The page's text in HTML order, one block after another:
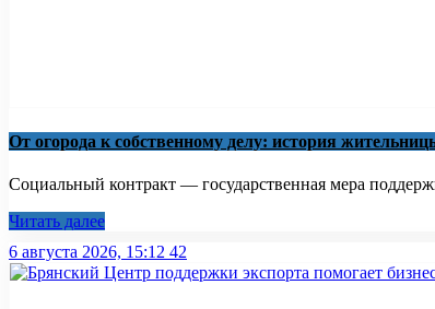
От огорода к собственному делу: история
Социальный контракт — государственная мера
Читать далее
6 августа 2026, 15:12 42